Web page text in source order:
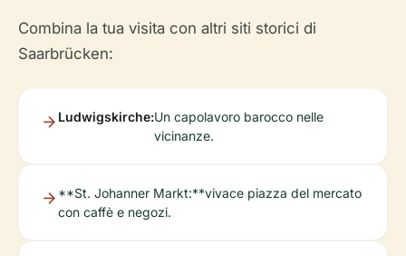
Combina la tua visita con altri siti storici di
Saarbrücken:
Ludwigskirche:Un capolavoro barocco nelle
vicinanze.
**St. Johanner Markt:**vivace piazza del mercato
con caffè e negozi.